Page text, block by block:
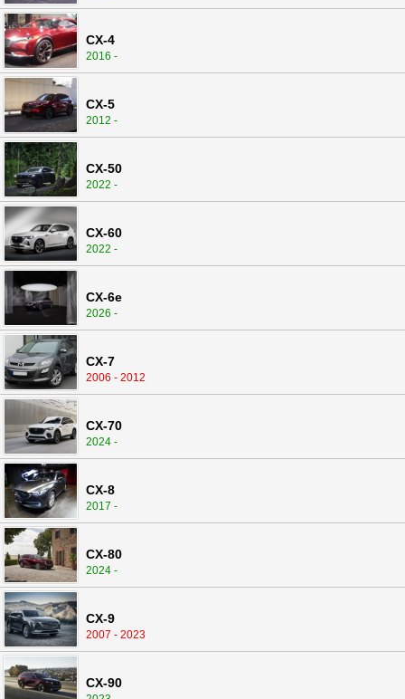
CX-4
2016 -
CX-5
2012 -
CX-50
2022 -
CX-60
2022 -
CX-6e
2026 -
CX-7
2006 - 2012
CX-70
2024 -
CX-8
2017 -
CX-80
2024 -
CX-9
2007 - 2023
CX-90